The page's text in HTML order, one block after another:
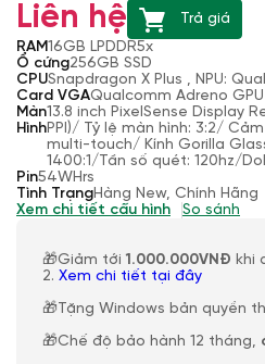
Liên hệ
Trả giá
RAM16GB LPDDR5x
Ổ cứng256GB SSD
CPUSnapdragon X Plus , NPU:
Card VGAQualcomm Adreno GPU
Màn
Hình
13.8 inch PixelSense Display
PPI)/ Tỷ lệ màn hình: 3:2/
multi-touch/ Kính Gorilla
1400:1/Tần số quét: 120hz/
Pin54WHrs
Tình TrạngHàng New, Chính Hãng
Xem chi tiết cấu hình
So sánh
🎁Giảm tới 1.000.000VNĐ khi
2. Xem chi tiết tại đây
🎁Tặng Windows bản quyền
🎁Chế độ bảo hành 12 tháng,